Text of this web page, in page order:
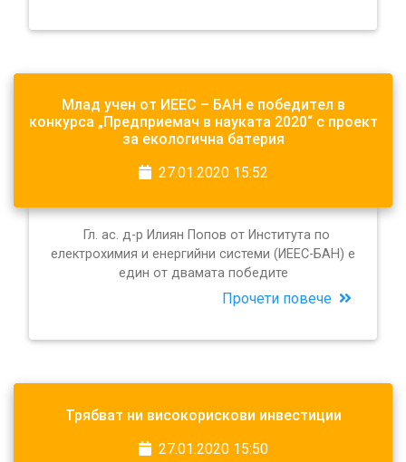
Млад учен от ИЕЕС – БАН е победител в
конкурса „Предприемач в науката 2020“ с проект
за екологична батерия
27.01.2020 15:52
Гл. ас. д-р Илиян Попов от Института по
електрохимия и енергийни системи (ИЕЕС-БАН) е
един от двамата победите
Прочети повече
Трябват ни високорискови инвестиции
27.01.2020 15:50